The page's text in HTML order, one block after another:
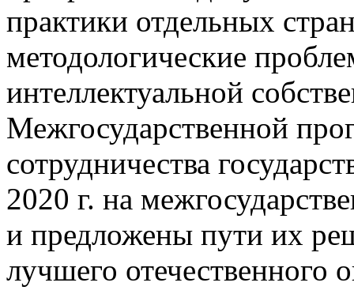
практики отдельных
методологические
интеллектуальной
Межгосударственной
сотрудничества
2020 г. на
и предложены пути их
лучшего отечественного